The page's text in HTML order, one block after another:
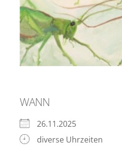
WANN
26.11.2025
diverse Uhrzeiten